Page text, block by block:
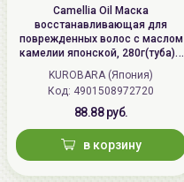
Camellia Oil Маска
восстанавливающая для
поврежденных волос с маслом
камелии японской, 280г(туба) /
KUROBARA Camellia Oil Hair Pack
KUROBARA (Япония)
Код: 4901508972720
88.88 руб.
в корзину